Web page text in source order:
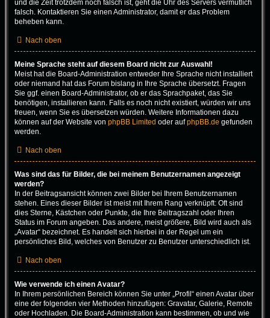
und die Zeit trotzdem noch falsch ist, geht die Uhr des Servers vermutlich
falsch. Kontaktieren Sie einen Administrator, damit er das Problem
beheben kann.
Nach oben
Meine Sprache steht auf diesem Board nicht zur Auswahl!
Meist hat die Board-Administration entweder Ihre Sprache nicht installiert
oder niemand hat das Forum bislang in Ihre Sprache übersetzt. Fragen
Sie ggf. einen Board-Administrator, ob er das Sprachpaket, das Sie
benötigen, installieren kann. Falls es noch nicht existiert, würden wir uns
freuen, wenn Sie es übersetzen würden. Weitere Informationen dazu
können auf der Website von phpBB Limited oder aufphpBB.de gefunden
werden.
Nach oben
Was sind das für Bilder, die bei meinem Benutzernamen angezeigt
werden?
In der Beitragsansicht können zwei Bilder bei Ihrem Benutzernamen
stehen. Eines dieser Bilder ist meist mit Ihrem Rang verknüpft: Oft sind
dies Sterne, Kästchen oder Punkte, die Ihre Beitragszahl oder Ihren
Status im Forum angeben. Das andere, meist größere, Bild wird auch als
„Avatar“ bezeichnet. Es handelt sich hierbei in der Regel um ein
persönliches Bild, welches von Benutzer zu Benutzer unterschiedlich ist.
Nach oben
Wie verwende ich einen Avatar?
In Ihrem persönlichen Bereich können Sie unter „Profil“ einen Avatar über
eine der folgenden vier Methoden hinzufügen: Gravatar, Galerie, Remote
oder Hochladen. Die Board-Administration kann bestimmen, ob und wie